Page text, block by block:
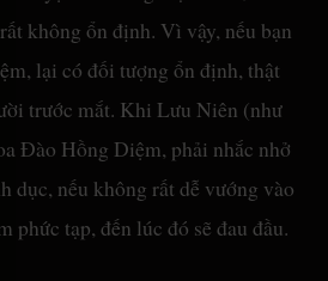
không ổn định. Vì vậy, nếu bạn
lại có đối tượng ổn định, thật
trước mắt. Khi Lưu Niên (như
Đào Hồng Diệm, phải nhắc nhở
dục, nếu không rất dễ vướng vào
phức tạp, đến lúc đó sẽ đau đầu.